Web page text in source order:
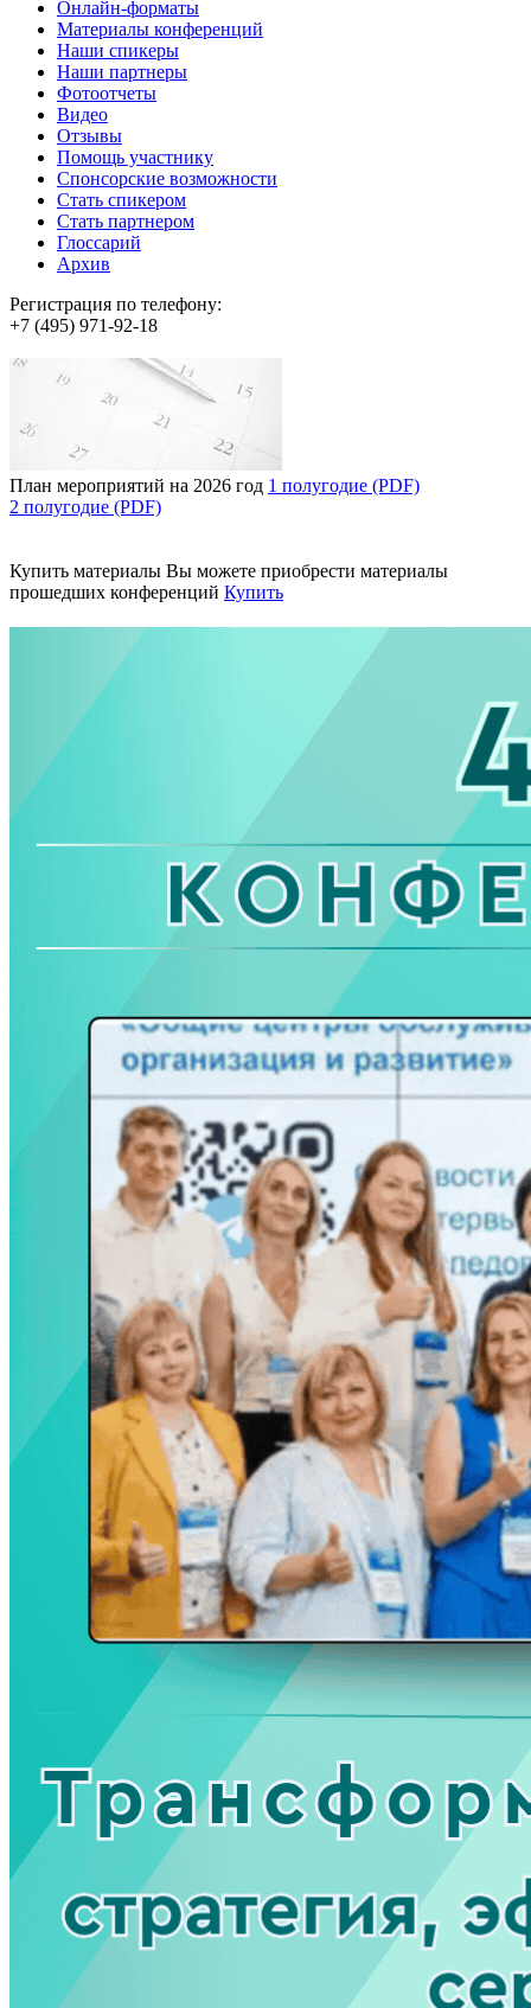
Онлайн-форматы
Материалы конференций
Наши спикеры
Наши партнеры
Фотоотчеты
Видео
Отзывы
Помощь участнику
Спонсорские возможности
Стать спикером
Стать партнером
Глоссарий
Архив
Регистрация по телефону:
+7 (495) 971-92-18
План мероприятий на 2026 год 1 полугодие (PDF)
2 полугодие (PDF)
Купить материалы Вы можете приобрести материалы
прошедших конференций Купить